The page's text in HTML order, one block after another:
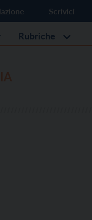
Scrivici
Rubriche